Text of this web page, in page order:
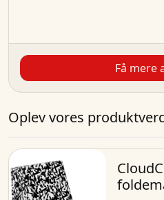
Få mere
Oplev vores